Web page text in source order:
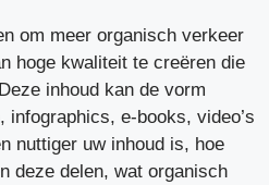
om meer organisch verkeer
hoge kwaliteit te creëren die
inhoud kan de vorm
infographics, e-books, video’s
nuttiger uw inhoud is, hoe
deze delen, wat organisch